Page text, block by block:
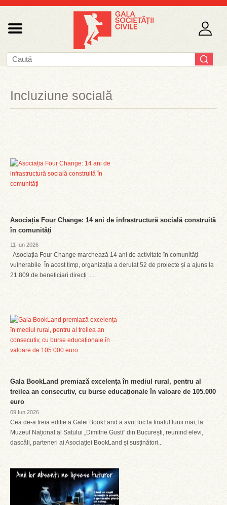
Incluziune socială
Asociația Four Change: 14 ani de infrastructură socială construită
în comunități
11 Iun 2026
Asociația Four Change marchează 14 ani de activitate în comunități
vulnerabile În acest timp, organizația a derulat 52 de proiecte și a ajuns la
21.809 de beneficiari direcți ...
Gala BookLand premiază excelența în mediul rural, pentru al
treilea an consecutiv, cu burse educaționale în valoare de 105.000
euro
09 Iun 2026
Cea de-a treia ediție a Galei BookLand a avut loc la finalul lunii mai, la
Muzeul Național al Satului „Dimitrie Gusti” din București, reunind elevi,
dascăli, parteneri ai Asociației BookLand și susținători...